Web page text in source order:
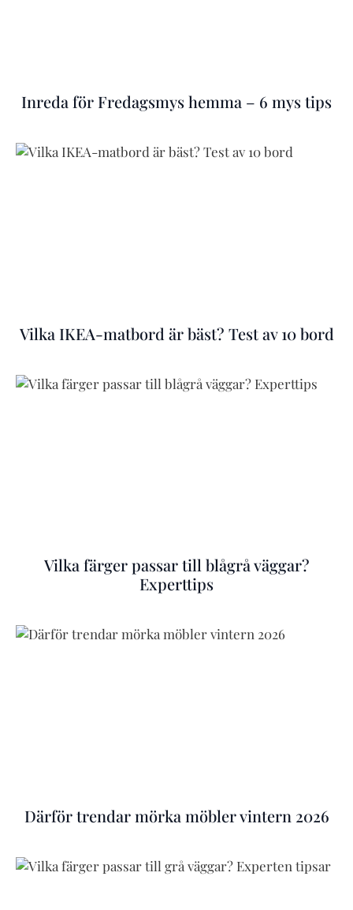
Inreda för Fredagsmys hemma – 6 mys tips
Vilka IKEA-matbord är bäst? Test av 10 bord
Vilka färger passar till blågrå väggar?
Experttips
Därför trendar mörka möbler vintern 2026